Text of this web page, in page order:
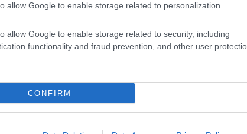
allow Google to enable storage related to personalization.
allow Google to enable storage related to security, including
functionality and fraud prevention, and other user
CONFIRM
Invia un Comunicato Stampa|Pubblicità|Segnala